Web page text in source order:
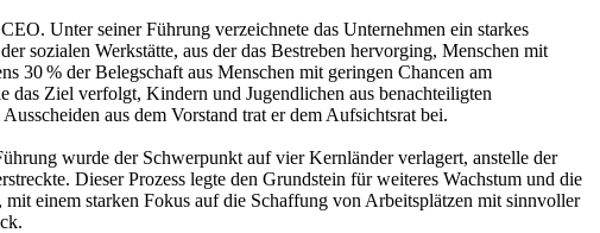
Unter seiner Führung verzeichnete das Unternehmen ein starkes
sozialen Werkstätte, aus der das Bestreben hervorging, Menschen mit
30 % der Belegschaft aus Menschen mit geringen Chancen am
das Ziel verfolgt, Kindern und Jugendlichen aus benachteiligten
aus dem Vorstand trat er dem Aufsichtsrat bei.
wurde der Schwerpunkt auf vier Kernländer verlagert, anstelle der
Dieser Prozess legte den Grundstein für weiteres Wachstum und die
mit einem starken Fokus auf die Schaffung von Arbeitsplätzen mit sinnvoller